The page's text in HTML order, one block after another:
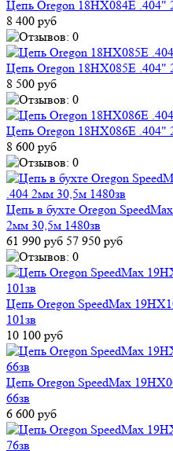
Цепь Oregon 18HX084E .404"
8 400 руб
Цепь Oregon 18HX085E .404"
8 500 руб
Цепь Oregon 18HX086E .404"
8 600 руб
Цепь в бухте Oregon
2мм 30,5м 1480зв
61 990 руб 57 950 руб
Цепь Oregon SpeedMax
101зв
10 100 руб
Цепь Oregon SpeedMax
66зв
6 600 руб